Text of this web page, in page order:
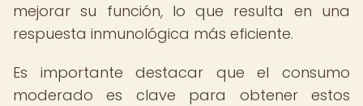
mejorar su función, lo que resulta en una
respuesta inmunológica más eficiente.
Es importante destacar que el consumo
moderado es clave para obtener estos